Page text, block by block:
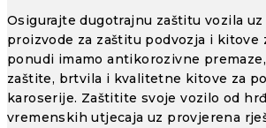
Osigurajte dugotrajnu zaštitu vozila
proizvode za zaštitu podvozja i kitove
ponudi imamo antikorozivne
zaštite, brtvila i kvalitetne kitove za
karoserije. Zaštitite svoje vozilo od
vremenskih utjecaja uz provjerena